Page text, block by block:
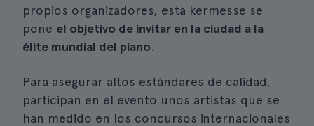
propios organizadores, esta kermesse se
pone el objetivo de invitar en la ciudad a la
élite mundial del piano.
Para asegurar altos estándares de calidad,
participan en el evento unos artistas que se
han medido en los concursos internacionales